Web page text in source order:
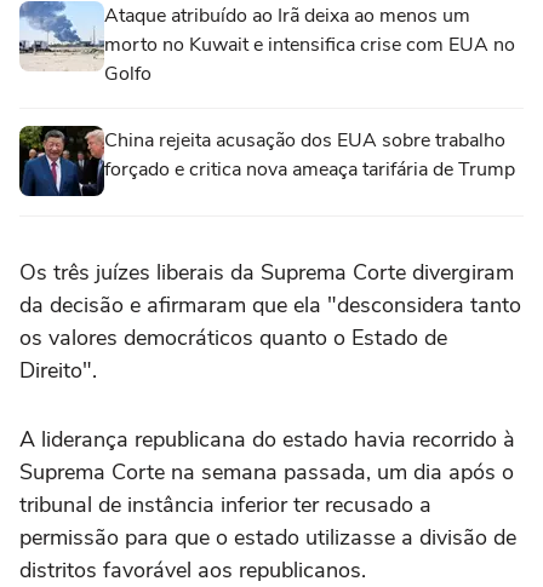
Ataque atribuído ao Irã deixa ao menos um
morto no Kuwait e intensifica crise com EUA no
Golfo
China rejeita acusação dos EUA sobre trabalho
forçado e critica nova ameaça tarifária de Trump
Os três juízes liberais da Suprema Corte divergiram
da decisão e afirmaram que ela "desconsidera tanto
os valores democráticos quanto o Estado de
Direito".
A liderança republicana do estado havia recorrido à
Suprema Corte na semana passada, um dia após o
tribunal de instância inferior ter recusado a
permissão para que o estado utilizasse a divisão de
distritos favorável aos republicanos.